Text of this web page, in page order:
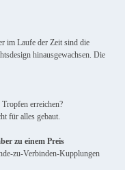
im Laufe der Zeit sind die
hinausgewachsen. Die
erreichen?
für alles gebaut.
zu einem Preis
zu-Verbinden-Kupplungen